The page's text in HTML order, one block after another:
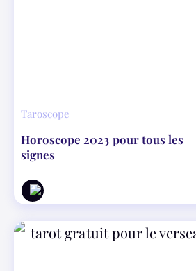
Taroscope
Horoscope 2023 pour tous les
signes